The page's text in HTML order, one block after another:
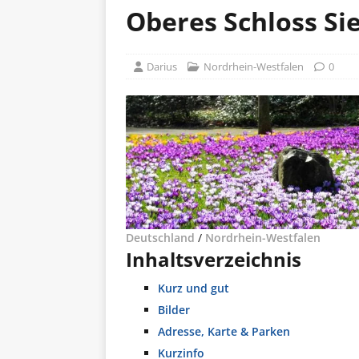
Oberes Schloss
Darius Nordrhein-Westfalen 0
Deutschland / Nordrhein-Westfalen
Inhaltsverzeichnis
Kurz und gut
Bilder
Adresse, Karte & Parken
Kurzinfo